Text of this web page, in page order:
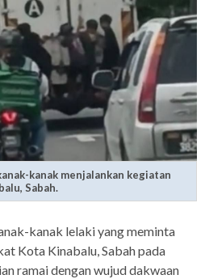
kanak menjalankan kegiatan
Sabah.
kanak lelaki yang meminta
Kota Kinabalu, Sabah pada
ramai dengan wujud dakwaan